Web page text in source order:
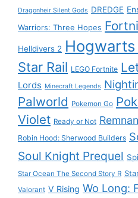
Dragonheir Silent Gods DREDGE
Warriors: Three Hopes
Helldivers 2
Star Rail LEGO Fortnite
Lords Minecraft Legends
Palworld Pokemon Go
Violet Ready or Not
Robin Hood: Sherwood Builders
Soul Knight Prequel
Star Ocean The Second Story R
Valorant V Rising Wo Long: